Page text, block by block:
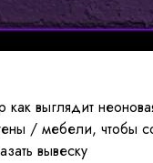
выглядит
/ мебели, чтобы
вывеску